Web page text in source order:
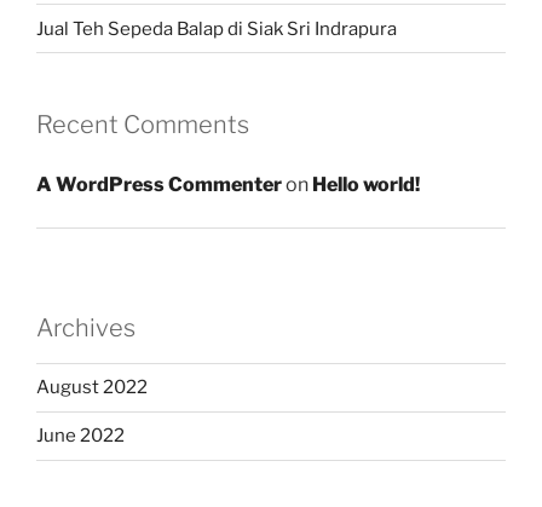
Jual Teh Sepeda Balap di Siak Sri Indrapura
Recent Comments
A WordPress Commenteron Hello world!
Archives
August 2022
June 2022